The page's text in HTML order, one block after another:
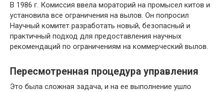
В 1986 г. Комиссия ввела мораторий на промысел китов и
установила все ограничения на вылов. Он попросил
Научный комитет разработать новый, безопасный и
практичный подход для предоставления научных
рекомендаций по ограничениям на коммерческий вылов.
Пересмотренная процедура управления
Это была сложная задача, и на ее выполнение ушло